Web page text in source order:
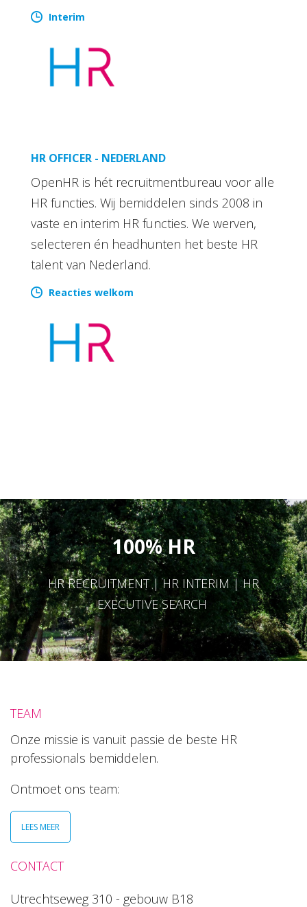
Interim
HR OFFICER - NEDERLAND
OpenHR is hét recruitmentbureau voor alle
HR functies. Wij bemiddelen sinds 2008 in
vaste en interim HR functies. We werven,
selecteren én headhunten het beste HR
talent van Nederland.
Reacties welkom
100% HR
HR RECRUITMENT | HR INTERIM | HR
EXECUTIVE SEARCH
TEAM
Onze missie is vanuit passie de beste HR
professionals bemiddelen.
Ontmoet ons team:
LEES MEER
CONTACT
Utrechtseweg 310 - gebouw B18